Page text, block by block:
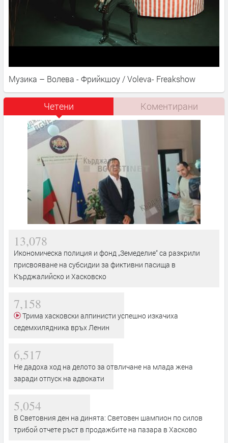
Музика – Волева - Фрийкшоу / Voleva- Freakshow
Четени Коментирани
13,078
Икономическа полиция и фонд „Земеделие“ са разкрили
присвояване на субсидии за фиктивни пасища в
Кърджалийско и Хасковско
7,158
седемхилядника връх Ленин
6,517
Не дадоха ход на делото за отвличане на млада жена
заради отпуск на адвокати
5,054
В Световния ден на динята: Световен шампион по силов
трибой отчете ръст в продажбите на пазара в Хасково